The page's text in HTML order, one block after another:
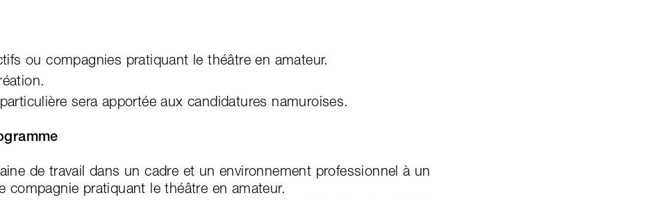
ou compagnies pratiquant le théâtre en amateur.
sera apportée aux candidatures namuroises.
de travail dans un cadre et un environnement professionnel à un
compagnie pratiquant le théâtre en amateur.